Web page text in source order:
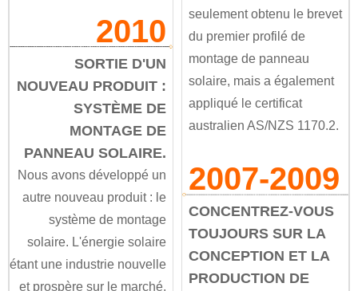
2010
SORTIE D'UN
NOUVEAU PRODUIT :
SYSTÈME DE
MONTAGE DE
PANNEAU SOLAIRE.
Nous avons développé un
autre nouveau produit : le
système de montage
solaire. L'énergie solaire
étant une industrie nouvelle
et prospère sur le marché,
seulement obtenu le brevet
du premier profilé de
montage de panneau
solaire, mais a également
appliqué le certificat
australien AS/NZS 1170.2.
2007-2009
CONCENTREZ-VOUS
TOUJOURS SUR LA
CONCEPTION ET LA
PRODUCTION DE